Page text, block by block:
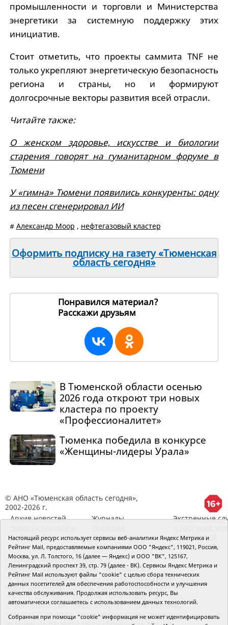
промышленности и торговли и Министерства
энергетики за системную поддержку этих
инициатив.
Стоит отметить, что проекты саммита TNF не
только укрепляют энергетическую безопасность
региона и страны, но и формируют
долгосрочные векторы развития всей отрасли.
Читайте также:
О женском здоровье, искусстве и биологии
старения говорят на гуманитарном форуме в
Тюмени
У «гимна» Тюмени появились конкуренты: одну
из песен сгенерировал ИИ
# Александр Моор , нефтегазовый кластер
Оформить подписку на газету «Тюменская
область сегодня»
Понравился материал?
Расскажи друзьям
В Тюменской области осенью
2026 года откроют три новых
кластера по проекту
«Профессионалитет»
Тюменка победила в конкурсе
«Женщины-лидеры Урала»
© АНО «Тюменская область сегодня»,
2002-2026 г.
Архив новостей
районов ТО
Журналы
RSS поток
Экстренные
Сведения об
организации
Главный редактор Рябков А.В.
Редакция: 625002, Тюмень, Осипенко, 81,
телефон (3452)49-00-18, e-mail: tumentoday@obl72.ru
Адрес для писем: 625000, Россия, Тюмень, Почтамт,
а/я 371. Для пресс-релизов: tumentoday@obl72.ru.
Отдел писем: тел. (3452) 39-90-59. Отдел рекламы:
тел. (3452) 39-90-51. Регистрация СМИ: Сетевое
Настоящий ресурс использует сервисы веб-аналитики Яндекс Метрика и
Рейтинг Mail, предоставляемые компаниями ООО "Яндекс", 119021, Россия,
Москва, ул. Л. Толстого, 16 (далее — Яндекс) и ООО "ВК", 125167,
Ленинградский проспект 39, стр. 79 (далее - ВК). Сервисы Яндекс Метрика и
Рейтинг Mail используют файлы "cookie" с целью сбора технических
данных посетителей для обеспечения работоспособности и улучшения
качества обслуживания. Продолжая использовать ресурс, Вы
автоматически соглашаетесь с использованием данных технологий.
Собранная при помощи "cookie" информация не может идентифицировать